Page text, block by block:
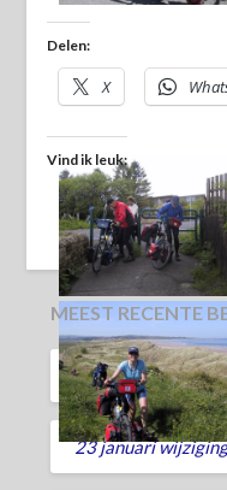
Delen:
X
Vind ik leuk:
MEEST RECENTE
Back Home
23 januari